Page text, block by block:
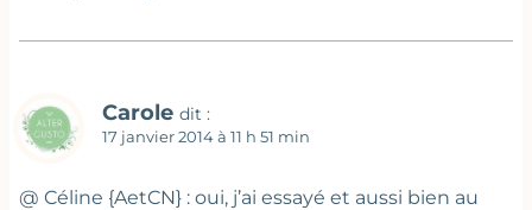
Carole dit :
17 janvier 2014 à 11 h 51 min
@ Céline {AetCN} : oui, j’ai essayé et aussi bien au